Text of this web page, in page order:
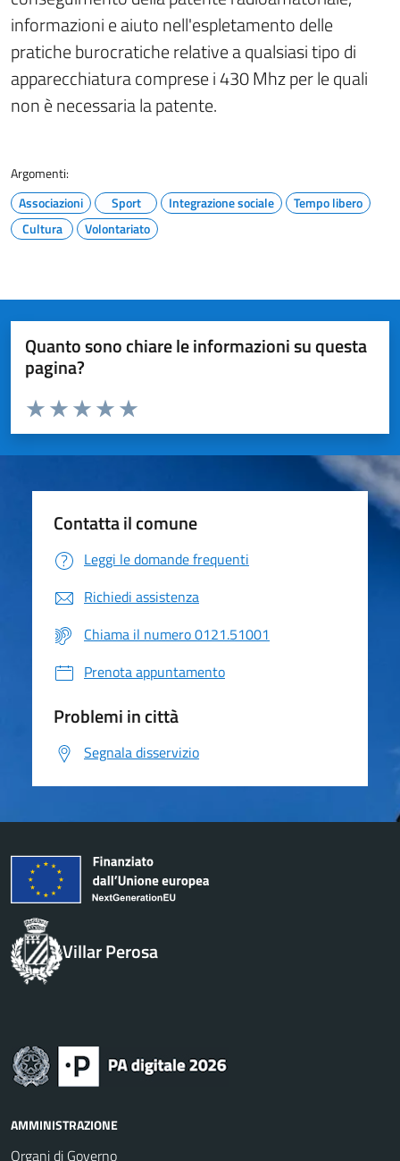
informazioni e aiuto nell'espletamento delle
pratiche burocratiche relative a qualsiasi tipo di
apparecchiatura comprese i 430 Mhz per le quali
non è necessaria la patente.
Argomenti:
Associazioni
Sport Integrazione sociale
Tempo libero
Cultura
Volontariato
Quanto sono chiare le informazioni su questa
pagina?
Valuta da 1 a 5 stelle la pagina
Valuta 5 stelle su 5
Valuta 4 stelle su 5
Valuta 3 stelle su 5
Valuta 2 stelle su 5
Valuta 1 stelle su 5
Contatta il comune
Leggi le domande frequenti
Richiedi assistenza
Chiama il numero 0121.51001
Prenota appuntamento
Problemi in città
Segnala disservizio
Villar Perosa
AMMINISTRAZIONE
Organi di Governo